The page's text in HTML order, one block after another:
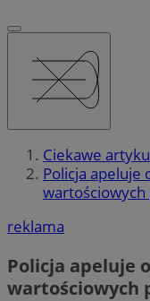
Ciekawe
Policja apeluje
reklama
Policja apeluje
wartościowych